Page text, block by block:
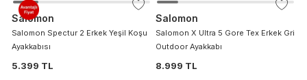
Salomon
Salomon Spectur 2 Erkek Yeşil Koşu
Ayakkabısı
5.399 TL
Salomon
Salomon X Ultra 5 Gore Tex Erkek Gri
Outdoor Ayakkabı
8.999 TL